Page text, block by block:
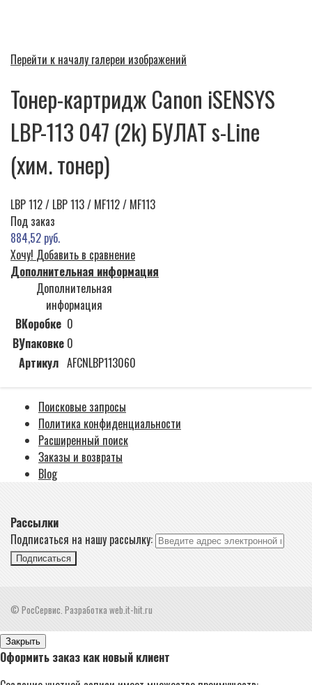
Перейти к началу галереи изображений
Тонер-картридж Canon iSENSYS
LBP-113 047 (2k) БУЛАТ s-Line
(хим. тонер)
LBP 112 / LBP 113 / MF112 / MF113
Под заказ
884,52 руб.
Хочу! Добавить в сравнение
Дополнительная информация
Дополнительная
информация
ВКоробке 0
ВУпаковке 0
Артикул AFCNLBP113060
Поисковые запросы
Политика конфиденциальности
Расширенный поиск
Заказы и возвраты
Blog
Рассылки
Подписаться на нашу рассылку:
Подписаться
© РосСервис. Разработка web.it-hit.ru
Закрыть
Оформить заказ как новый клиент